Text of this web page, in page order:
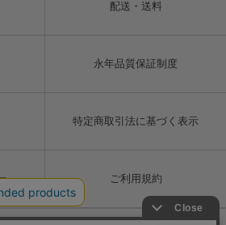
配送・送料
永年品質保証制度
特定商取引法に基づく表示
ご利用規約